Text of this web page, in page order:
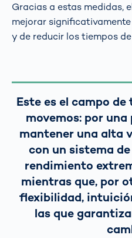
Gracias a estas medidas,
mejorar
y de reducir los tiempos
Este es el campo
movemos: por
mantener una alta
con un sistema
rendimiento
mientras que, por
flexibilidad,
las que